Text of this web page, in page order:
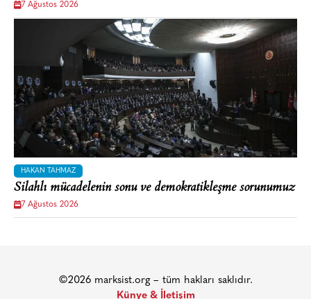
7 Ağustos 2026
HAKAN TAHMAZ
Silahlı mücadelenin sonu ve demokratikleşme sorunumuz
7 Ağustos 2026
©2026 marksist.org – tüm hakları saklıdır.
Künye & İletişim